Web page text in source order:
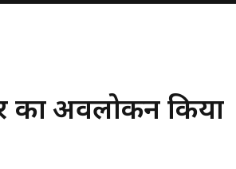
का अवलोकन किया